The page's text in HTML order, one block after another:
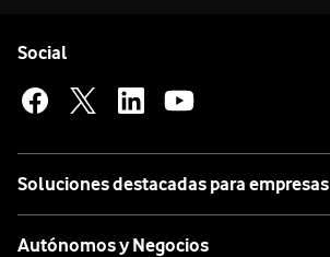
Social
Soluciones destacadas para empresas
Autónomos y Negocios